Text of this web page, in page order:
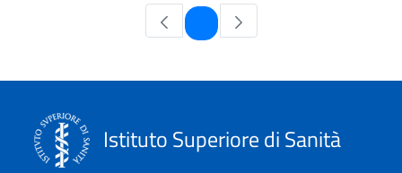
Pagina
Istituto Superiore di Sanità